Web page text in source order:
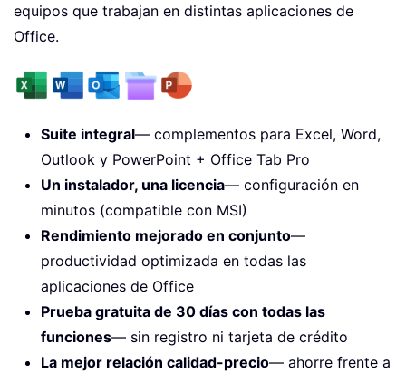
equipos que trabajan en distintas aplicaciones de
Office.
Suite integral— complementos para Excel, Word,
Outlook y PowerPoint + Office Tab Pro
Un instalador, una licencia— configuración en
minutos (compatible con MSI)
Rendimiento mejorado en conjunto—
productividad optimizada en todas las
aplicaciones de Office
Prueba gratuita de 30 días con todas las
funciones— sin registro ni tarjeta de crédito
La mejor relación calidad-precio— ahorre frente a